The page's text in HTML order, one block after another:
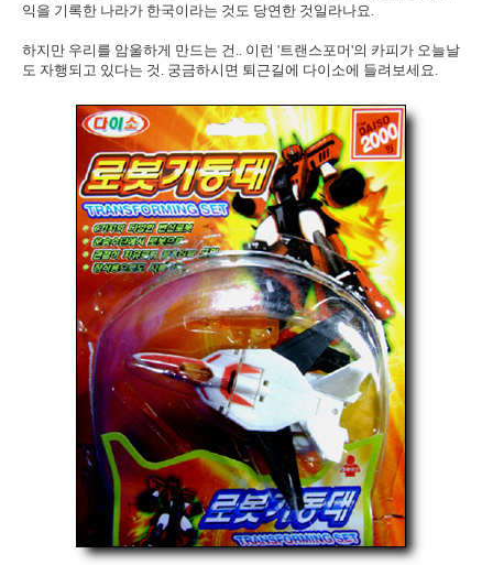
익을 기록한 나라가 한국이라는 것도 당연한 것일라나요.
하지만 우리를 암울하게 만드는 건.. 이런 '트랜스포머'의 카피가 오늘날
도 자행되고 있다는 것. 궁금하시면 퇴근길에 다이소에 들려보세요.